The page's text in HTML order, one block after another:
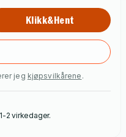
Klikk&Hent
jeg kjøpsvilkårene .
2 virkedager.